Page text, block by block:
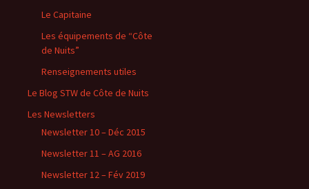
Le Capitaine
Les équipements de “Côte
de Nuits”
Renseignements utiles
Le Blog STW de Côte de Nuits
Les Newsletters
Newsletter 10 – Déc 2015
Newsletter 11 – AG 2016
Newsletter 12 – Fév 2019